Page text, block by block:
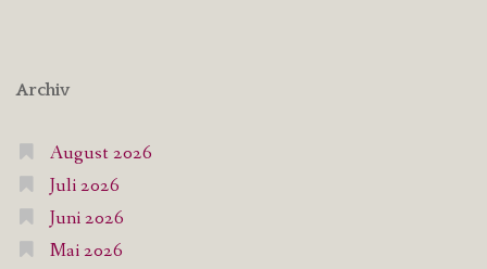
Archiv
August 2026
Juli 2026
Juni 2026
Mai 2026